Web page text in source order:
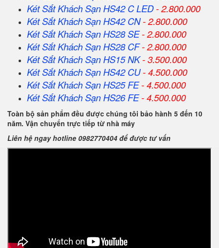
Két Sắt Khách Sạn HS42 C LED- 2.800.000
Két Sắt Khách Sạn HS42 CN- 2.800.000
Két Sắt Khách Sạn HS28 SE- 2.800.000
Két Sắt Khách Sạn HS28 CF- 2.800.000
Két Sắt Khách Sạn HS15 NK- 3.500.000
Két Sắt Khách Sạn HS42 CU- 4.500.000
Két Sắt Khách Sạn HS25 FE- 4.500.000
Két Sắt Khách Sạn HS26 FE- 4.500.000
Toàn bộ sản phẩm đều được chúng tôi bảo hành 5 đến 10
năm. Vận chuyển trực tiếp từ nhà máy
Liên hệ ngay hotline 0982770404 để được tư vấn